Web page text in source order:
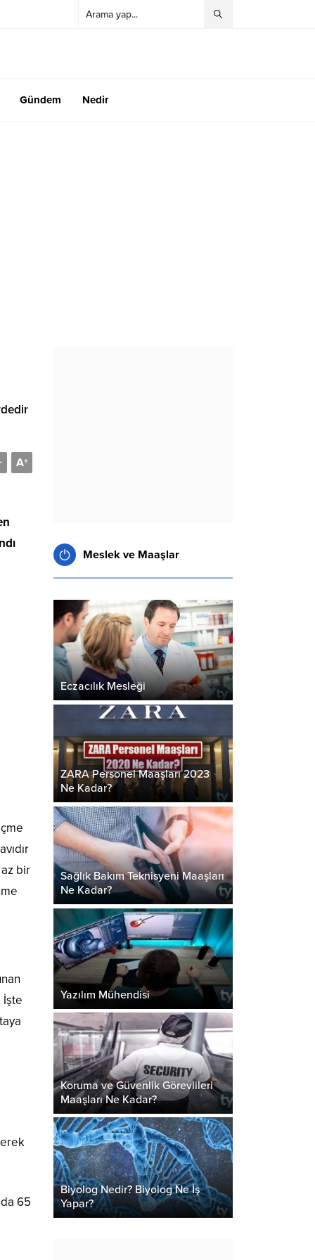
Gündem Nedir
A+
-
bir
İşte
65
Meslek ve Maaşlar
Eczacılık Mesleği
ZARA Personel Maaşları 2023
Ne Kadar?
Sağlık Bakım Teknisyeni Maaşları
Ne Kadar?
Yazılım Mühendisi
Koruma ve Güvenlik Görevlileri
Maaşları Ne Kadar?
Biyolog Nedir? Biyolog Ne İş
Yapar?